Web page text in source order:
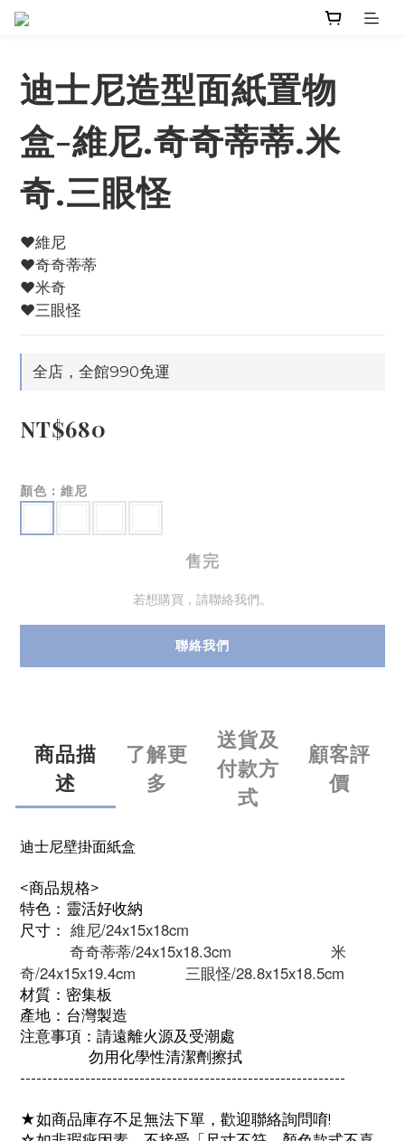
迪士尼造型面紙置物
盒-維尼.奇奇蒂蒂.米
奇.三眼怪
♥️維尼
♥️奇奇蒂蒂
♥️米奇
♥️三眼怪
全店，全館990免運
NT$680
顏色 : 維尼
售完
若想購買，請聯絡我們。
聯絡我們
商品描
述
了解更
多
送貨及
付款方
式
顧客評
價
迪士尼壁掛面紙盒
<商品規格>
特色：靈活好收納
尺寸： 維尼/24x15x18cm
奇/24x15x19.4cm
           三眼怪/28.8x15x18.5cm
材質：密集板
產地：台灣製造
注意事項：請遠離火源及受潮處
勿用化學性清潔劑擦拭
------------------------------------------------------------
★如商品庫存不足無法下單，歡迎聯絡詢問唷!